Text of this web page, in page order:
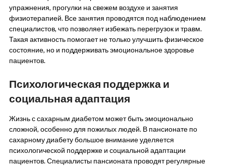
упражнения, прогулки на свежем воздухе и занятия
физиотерапией. Все занятия проводятся под наблюдением
специалистов, что позволяет избежать перегрузок и травм.
Такая активность помогает не только улучшить физическое
состояние, но и поддерживать эмоциональное здоровье
пациентов.
Психологическая поддержка и
социальная адаптация
Жизнь с сахарным диабетом может быть эмоционально
сложной, особенно для пожилых людей. В пансионате по
сахарному диабету большое внимание уделяется
психологической поддержке и социальной адаптации
пациентов. Специалисты пансионата проводят регулярные